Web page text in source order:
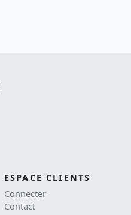
ESPACE CLIENTS
Connecter
Contact